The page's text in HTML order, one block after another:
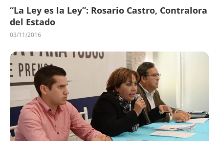
“La Ley es la Ley”: Rosario Castro, Contralora
del Estado
03/11/2016